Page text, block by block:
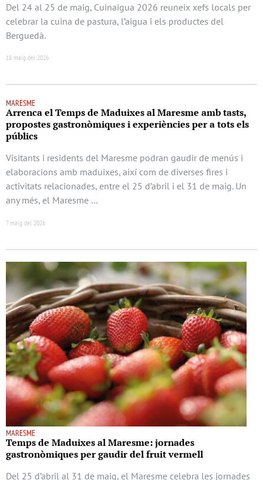
Del 24 al 25 de maig, Cuinaigua 2026 reuneix xefs locals per
celebrar la cuina de pastura, l’aigua i els productes del
Berguedà.
18 maig del 2026
MARESME
Arrenca el Temps de Maduixes al Maresme amb tasts,
propostes gastronòmiques i experiències per a tots els
públics
Visitants i residents del Maresme podran gaudir de menús i
elaboracions amb maduixes, així com de diverses fires i
activitats relacionades, entre el 25 d’abril i el 31 de maig. Un
any més, el Maresme …
7 maig del 2026
MARESME
Temps de Maduixes al Maresme: jornades
gastronòmiques per gaudir del fruit vermell
Del 25 d’abril al 31 de maig, el Maresme celebra les jornades